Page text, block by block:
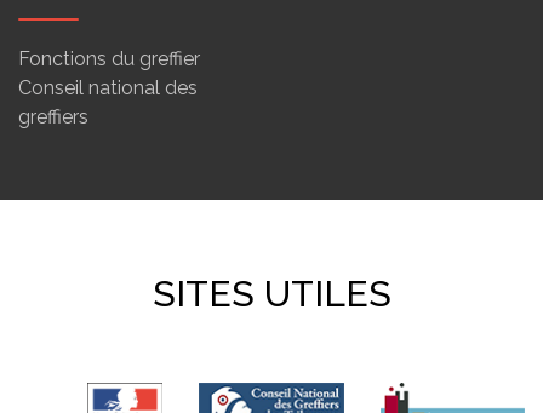
Fonctions du greffier
Conseil national des
greffiers
SITES UTILES